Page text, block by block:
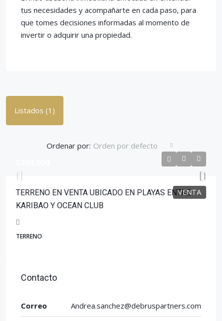
tus necesidades y acompañarte en cada paso, para
que tomes decisiones informadas al momento de
invertir o adquirir una propiedad.
Listados (1)
Ordenar por: Orden por defecto
VENTA
TERRENO EN VENTA UBICADO EN PLAYAS ENTRE
KARIBAO Y OCEAN CLUB
TERRENO
Contacto
Correo Andrea.sanchez@debruspartners.com